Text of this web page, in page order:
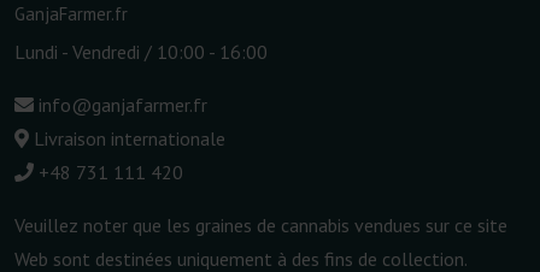
GanjaFarmer.fr
Lundi - Vendredi / 10:00 - 16:00
info@ganjafarmer.fr
Livraison internationale
+48 731 111 420
Veuillez noter que les graines de cannabis vendues sur ce site
Web sont destinées uniquement à des fins de collection.